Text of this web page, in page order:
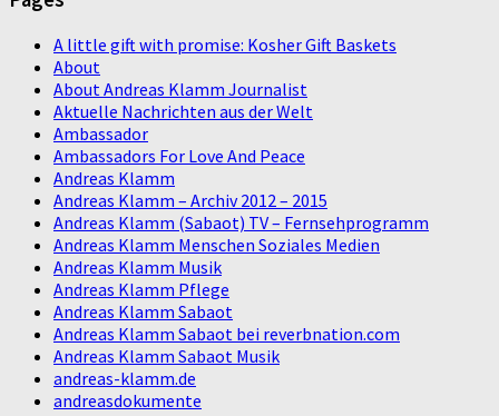
A little gift with promise: Kosher Gift Baskets
About
About Andreas Klamm Journalist
Aktuelle Nachrichten aus der Welt
Ambassador
Ambassadors For Love And Peace
Andreas Klamm
Andreas Klamm – Archiv 2012 – 2015
Andreas Klamm (Sabaot) TV – Fernsehprogramm
Andreas Klamm Menschen Soziales Medien
Andreas Klamm Musik
Andreas Klamm Pflege
Andreas Klamm Sabaot
Andreas Klamm Sabaot bei reverbnation.com
Andreas Klamm Sabaot Musik
andreas-klamm.de
andreasdokumente